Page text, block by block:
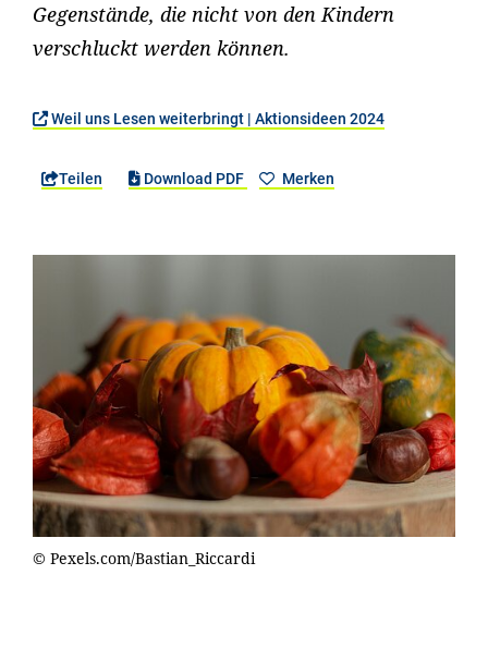
Gegenstände, die nicht von den Kindern
verschluckt werden können.
Weil uns Lesen weiterbringt | Aktionsideen 2024
Teilen Download PDF Merken
© Pexels.com/Bastian_Riccardi